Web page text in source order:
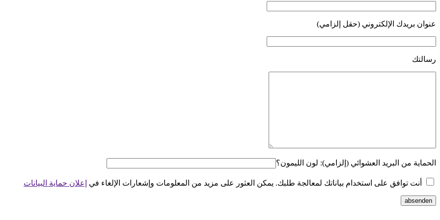
عنوان بريدك الإلكتروني (حقل إلزامي)
رسالتك
الحماية من البريد العشوائي (إلزامي): لون الليمون؟
أنت توافق على استخدام بياناتك لمعالجة طلبك. يمكن العثور على مزيد من المعلومات وإشعارات الإلغاء في إعلان حماية البيانات
absenden